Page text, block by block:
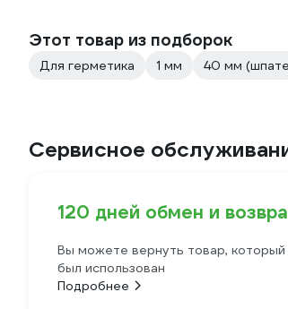
Этот товар из подборок
Для герметика 1 мм 40 мм
Сервисное
120 дней обмен и
Вы можете вернуть товар, который
был использован
Подробнее